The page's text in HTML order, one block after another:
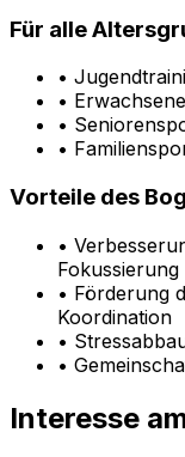
Für alle
•
•
•
•
Vorteile des
•
Fokussierung
• Förderung
Koordination
•
•
Interesse